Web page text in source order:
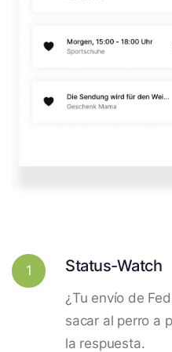
1 Status-Watch
¿Tu envío de
sacar al perro a
la respuesta.